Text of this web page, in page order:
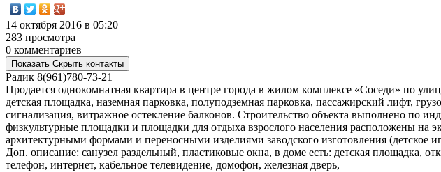
14 октября 2016 в 05:20
283 просмотра
0 комментариев
Показать Скрыть контакты
Радик 8(961)780-73-21
Продается однокомнатная квартира в центре города в жилом комплексе «Соседи» по
детская площадка, наземная парковка, полуподземная парковка, пассажирский лифт,
сигнализация, витражное остекление балконов. Строительство объекта выполнено по
физкультурные площадки и площадки для отдыха взрослого населения расположены
архитектурными формами и переносными изделиями заводского изготовления (детское
Доп. описание: санузел раздельный, пластиковые окна, в доме есть: детская площадка,
телефон, интернет, кабельное телевидение, домофон, железная дверь,